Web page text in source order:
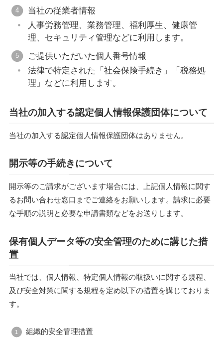
当社の従業者情報
人事労務管理、業務管理、福利厚生、健康管
理、セキュリティ管理などに利用します。
ご提供いただいた個人番号情報
法律で特定された「社会保険手続き」「税務処
理」などに利用します。
当社の加入する認定個人情報保護団体について
当社の加入する認定個人情報保護団体はありません。
開示等の手続きについて
開示等のご請求がございます場合には、上記個人情報に関す
るお問い合わせ窓口までご連絡をお願いします。請求に必要
な手順の説明と必要な申請書類などをお送りします。
保有個人データ等の安全管理のために講じた措
置
当社では、個人情報、特定個人情報の取扱いに関する規程、
及び安全対策に関する規程を定め以下の措置を講じておりま
す。
組織的安全管理措置